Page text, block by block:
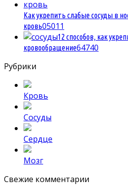
Как укрепить слабые сосуды в
кровь05011
12 способов, как
кровообращение64740
Рубрики
Кровь
Сосуды
Сердце
Мозг
Свежие комментарии